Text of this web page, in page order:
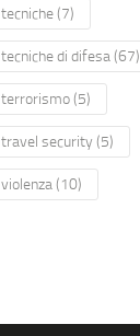
tecniche(7)
tecniche di difesa (67)
terrorismo(5)
travel security (5)
violenza (10)